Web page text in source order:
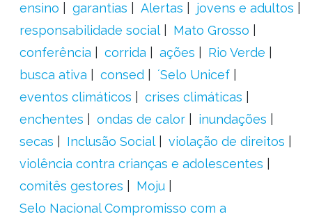
ensino
garantias Alertas
jovens e adultos
responsabilidade social
Mato Grosso
conferência
corrida ações
Rio Verde
busca ativa
consed
´Selo Unicef
eventos climáticos
crises climáticas
enchentes
ondas de calor
inundações
secas
Inclusão Social
violação de direitos
violência contra crianças e adolescentes
comitês gestores
Moju
Selo Nacional Compromisso com a